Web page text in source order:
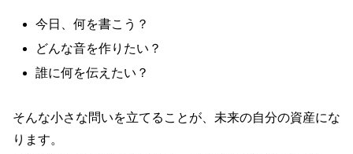
今日、何を書こう？
どんな音を作りたい？
誰に何を伝えたい？
そんな小さな問いを立てることが、未来の自分の資産にな
ります。